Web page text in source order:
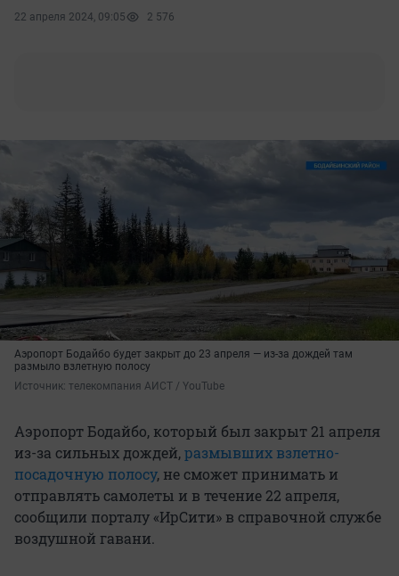
22 апреля 2024, 09:05 2 576
Аэропорт Бодайбо будет закрыт до 23 апреля — из-за дождей там
размыло взлетную полосу
Источник: телекомпания АИСТ / YouTube
Аэропорт Бодайбо, который был закрыт 21 апреля
из-за сильных дождей,размывших взлетно-
посадочную полосу, не сможет принимать и
отправлять самолеты и в течение 22 апреля,
сообщили порталу «ИрСити» в справочной службе
воздушной гавани.